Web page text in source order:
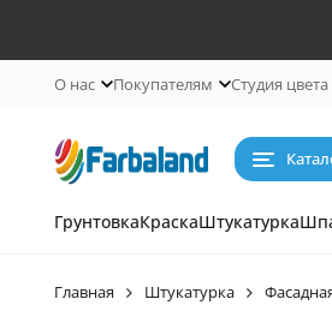
О нас Покупателям Студия цвета
ГрунтовкаКраскаШтукатурка
Главная Штукатурка